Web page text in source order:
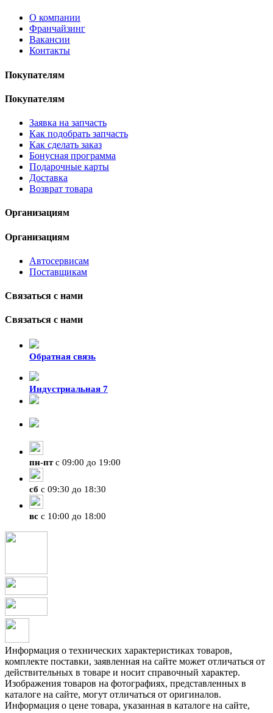
О компании
Франчайзинг
Вакансии
Контакты
Покупателям
Покупателям
Заявка на запчасть
Как подобрать запчасть
Как сделать заказ
Бонусная программа
Подарочные карты
Доставка
Возврат товара
Организациям
Организациям
Автосервисам
Поставщикам
Связаться с нами
Связаться с нами
Обратная связь
Индустриальная 7
пн-птс 09:00 до 19:00
сб с 09:30 до 18:30
вс с 10:00 до 18:00
Информация о технических характеристиках товаров,
комплекте поставки, заявленная на сайте может отличаться от
действительных в товаре и носит справочный характер.
Изображения товаров на фотографиях, представленных в
каталоге на сайте, могут отличаться от оригиналов.
Информация о цене товара, указанная в каталоге на сайте,